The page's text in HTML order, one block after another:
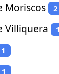
Moriscos 2
Villiquera 1
1
1